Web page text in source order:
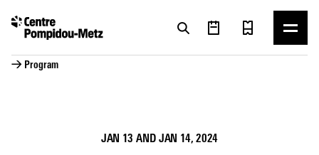
→ Program
JAN 13 AND JAN 14, 2024